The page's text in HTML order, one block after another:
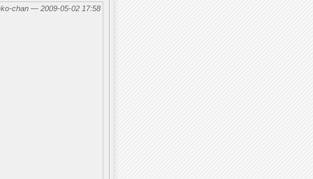
chan — 2009-05-02 17:58